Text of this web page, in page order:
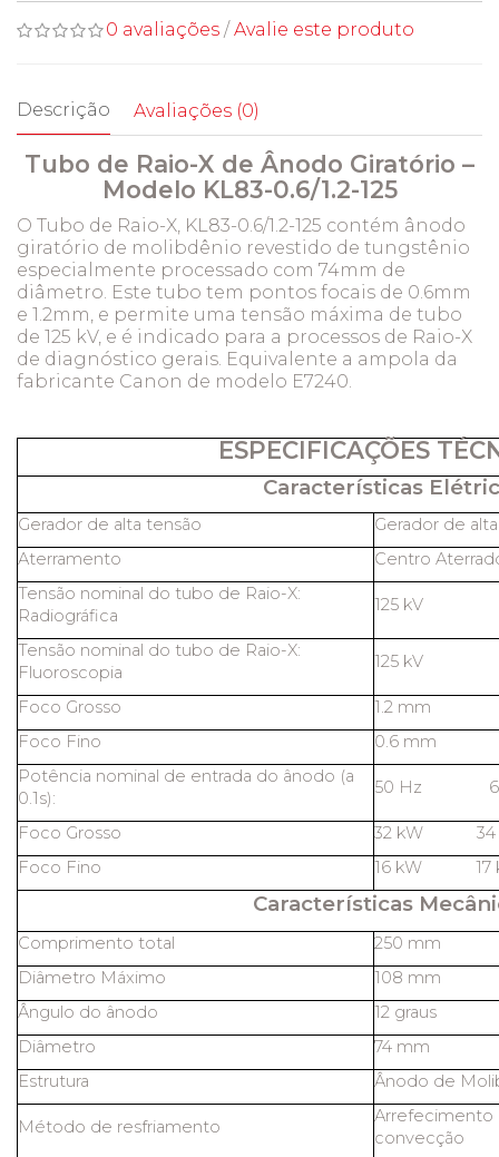
0 avaliações / Avalie este produto
Descrição Avaliações (0)
Tubo de Raio-X de Ânodo Giratório –
Modelo KL83-0.6/1.2-125
O Tubo de Raio-X, KL83-0.6/1.2-125 contém ânodo
giratório de molibdênio revestido de tungstênio
especialmente processado com 74mm de
diâmetro. Este tubo tem pontos focais de 0.6mm
e 1.2mm, e permite uma tensão máxima de tubo
de 125 kV, e é indicado para a processos de Raio-X
de diagnóstico gerais. Equivalente a ampola da
fabricante Canon de modelo E7240.
ESPECIFICAÇÕES
Características
Gerador de alta tensão
Gerador de
Aterramento
Centro
Tensão nominal do tubo de Raio-X:
Radiográfica
125 kV
Tensão nominal do tubo de Raio-X:
Fluoroscopia
125 kV
Foco Grosso
1.2 mm
Foco Fino
0.6 mm
Potência nominal de entrada do ânodo (a
0.1s):
50 Hz 60
Foco Grosso
32 kW 34
Foco Fino
16 kW 17
Características
Comprimento total
250 mm
Diâmetro Máximo
108 mm
Ângulo do ânodo
12 graus
Diâmetro
74 mm
Estrutura
Ânodo de
Método de resfriamento
Arrefecimento
convecção